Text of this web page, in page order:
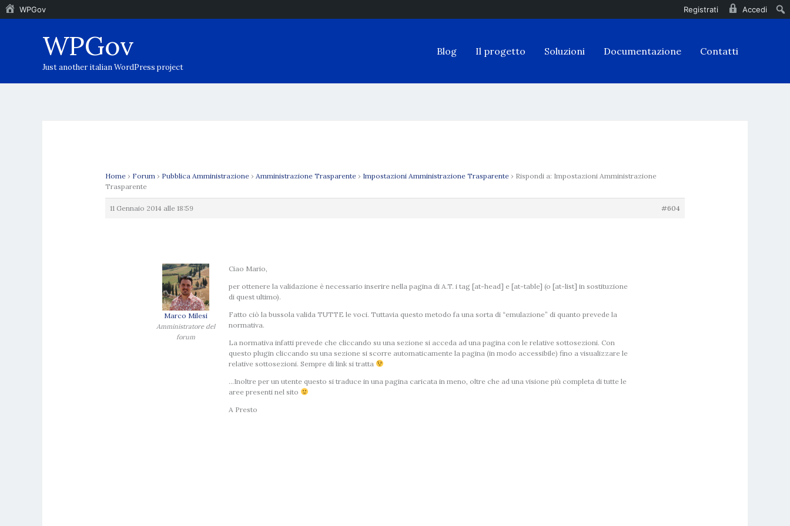
WPGov Registrati Accedi
WPGov
Just another italian WordPress project
Blog Il progetto Soluzioni Documentazione Contatti
Home › Forum › Pubblica Amministrazione › Amministrazione Trasparente › Impostazioni Amministrazione Trasparente › Rispondi a: Impostazioni Amministrazione
Trasparente
11 Gennaio 2014 alle 18:59 #604
Marco Milesi
Amministratore del
forum
Ciao Mario,
per ottenere la validazione è necessario inserire nella pagina di A.T. i tag [at-head] e [at-table] (o [at-list] in sostituzione
di quest ultimo).
Fatto ciò la bussola valida TUTTE le voci. Tuttavia questo metodo fa una sorta di “emulazione” di quanto prevede la
normativa.
La normativa infatti prevede che cliccando su una sezione si acceda ad una pagina con le relative sottosezioni. Con
questo plugin cliccando su una sezione si scorre automaticamente la pagina (in modo accessibile) fino a visualizzare le
relative sottosezioni. Sempre di link si tratta
…Inoltre per un utente questo si traduce in una pagina caricata in meno, oltre che ad una visione più completa di tutte le
aree presenti nel sito
A Presto